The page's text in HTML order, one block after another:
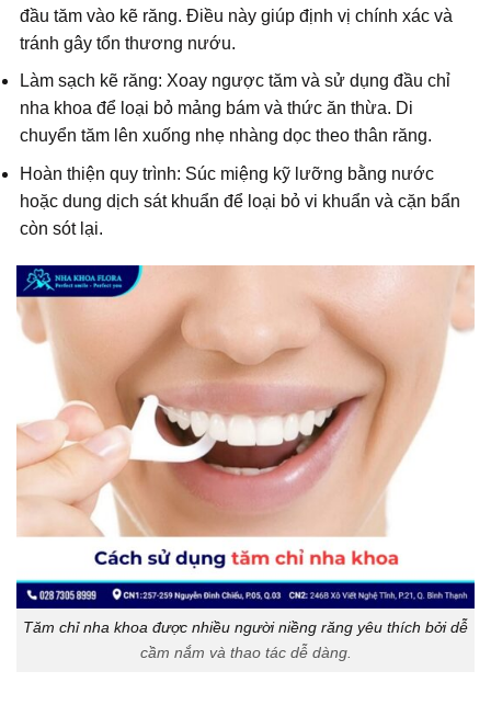
đầu tăm vào kẽ răng. Điều này giúp định vị chính xác và
tránh gây tổn thương nướu.
Làm sạch kẽ răng: Xoay ngược tăm và sử dụng đầu chỉ
nha khoa để loại bỏ mảng bám và thức ăn thừa. Di
chuyển tăm lên xuống nhẹ nhàng dọc theo thân răng.
Hoàn thiện quy trình: Súc miệng kỹ lưỡng bằng nước
hoặc dung dịch sát khuẩn để loại bỏ vi khuẩn và cặn bẩn
còn sót lại.
Tăm chỉ nha khoa được nhiều người niềng răng yêu thích bởi dễ
cầm nắm và thao tác dễ dàng.